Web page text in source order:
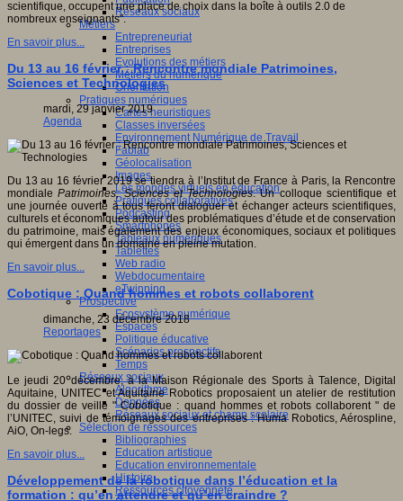
Réseaux sociaux
Métiers
Entrepreneuriat
Entreprises
Evolutions des métiers
Métiers du numérique
Orientation
Pratiques numériques
Cartes heuristiques
Classes inversées
Environnement Numérique de Travail
Fablab
Géolocalisation
Images
Les mondes virtuels en éducation
Pratiques collaboratives
Podcasting
Smartphones
Tableaux numériques
Tablettes
Web radio
Webdocumentaire
eTwinning
Prospective
Ecosystème numérique
Espaces
Politique éducative
Scénarios prospectifs
Temps
Réseaux sociaux
Algorithme
Données
Réseaux sociaux et champ scolaire
Sélection de ressources
Bibliographies
Education artistique
Education environnementale
Histoire
Ressources citoyenneté
scientifique, occupent une place de choix dans la boîte à outils 2.0 de
nombreux enseignants".
En savoir plus...
Du 13 au 16 février : Rencontre mondiale Patrimoines,
Sciences et Technologies
mardi, 29 janvier 2019
Agenda
Du 13 au 16 février 2019 se tiendra à l’Institut de France à Paris, la Rencontre
mondialePatrimoines, Sciences et Technologies. Un colloque scientifique et
une journée ouverte à tous feront dialoguer et échanger acteurs scientifiques,
culturels et économiques autour des problématiques d’étude et de conservation
du patrimoine, mais également des enjeux économiques, sociaux et politiques
qui émergent dans un domaine en pleine mutation.
En savoir plus...
Cobotique : Quand hommes et robots collaborent
dimanche, 23 décembre 2018
Reportages
Le jeudi 20 décembre, à la Maison Régionale des Sports à Talence, Digital
Aquitaine, UNITEC et Aquitaine Robotics proposaient un atelier de restitution
du dossier de veille " Cobotique : quand hommes et robots collaborent " de
l’UNITEC, suivi de témoignages des entreprises : Huma Robotics, Aérospline,
AiO, On-legs.
En savoir plus...
Développement de la robotique dans l’éducation et la
formation : qu’en attendre et qu’en craindre ?